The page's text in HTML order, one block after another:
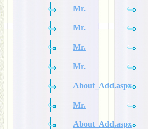
Mr.
Mr.
Mr.
Mr.
About_Add.aspx
Mr.
About_Add.aspx